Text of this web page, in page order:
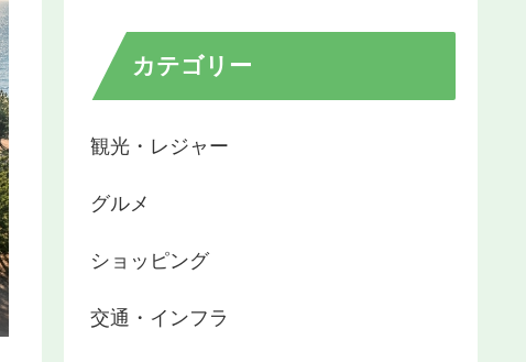
カテゴリー
観光・レジャー
グルメ
ショッピング
交通・インフラ